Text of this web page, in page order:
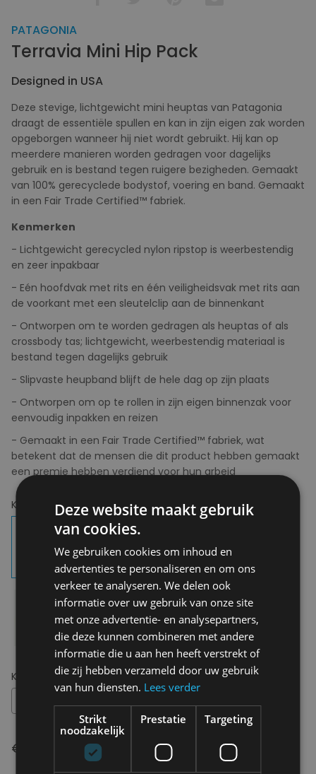
PATAGONIA
Terravia Mini Hip Pack
Designed in USA
Deze stevige, lichtgewicht mini heuptas van Patagonia
draagt ​​de essentiële spullen en kan in zijn eigen zak worden
opgeborgen wanneer hij niet wordt gebruikt. Hij kan op
meerdere manieren worden gedragen voor dagelijks
gebruik en is bestand tegen ruigere bezigheden. Gemaakt
van 100% gerecyclede bodystof, voering en band. Gemaakt
in een Fair Trade Certified™ fabriek.
Kenmerken
- Lichtgewicht gerecycled nylon ripstop is weerbestendig
en zeer inpakbaar
- Eén hoofdvak met rits en één veiligheidsvak met rits aan
de voorkant met een sleutelclip aan de binnenkant
- Ontworpen om te worden gedragen als heuptas of als
crossbody tas; lichtgewicht, weerbestendig materiaal is
bestand tegen dagelijks gebruik
- Slipvaste heupband blijft de hele dag op zijn plaats
- Ontworpen om op te rollen in zijn eigen binnenzak voor
eenvoudig inpakken en reizen
- Gemaakt in een Fair Trade Certified™ fabriek, wat
betekent dat de mensen die dit product hebben gemaakt
een premie hebben verdiend voor hun arbeid
Kies uw kleur:BLK Black
Kies uw maat: OS
€ 40,00
Deze website maakt gebruik
van cookies.
We gebruiken cookies om inhoud en
advertenties te personaliseren en om ons
verkeer te analyseren. We delen ook
informatie over uw gebruik van onze site
met onze advertentie- en analysepartners,
die deze kunnen combineren met andere
informatie die u aan hen heeft verstrekt of
die zij hebben verzameld door uw gebruik
van hun diensten. Lees verder
Strikt
noodzakelijk
Prestatie Targeting